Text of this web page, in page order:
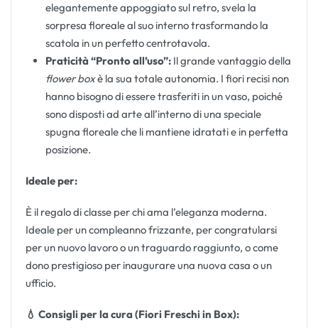
elegantemente appoggiato sul retro, svela la
sorpresa floreale al suo interno trasformando la
scatola in un perfetto centrotavola.
Praticità “Pronto all’uso”: Il grande vantaggio della
flower boxè la sua totale autonomia. I fiori recisi non
hanno bisogno di essere trasferiti in un vaso, poiché
sono disposti ad arte all’interno di una speciale
spugna floreale che li mantiene idratati e in perfetta
posizione.
Ideale per:
È il regalo di classe per chi ama l’eleganza moderna.
Ideale per un compleanno frizzante, per congratularsi
per un nuovo lavoro o un traguardo raggiunto, o come
dono prestigioso per inaugurare una nuova casa o un
ufficio.
💧 Consigli per la cura (Fiori Freschi in Box):